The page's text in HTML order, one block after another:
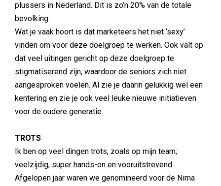
plussers in Nederland. Dit is zo’n 20% van de totale
bevolking.
Wat je vaak hoort is dat marketeers het niet ‘sexy’
vinden om voor deze doelgroep te werken. Ook valt op
dat veel uitingen gericht op deze doelgroep te
stigmatiserend zijn, waardoor de seniors zich niet
aangesproken voelen. Al zie je daarin gelukkig wel een
kentering en zie je ook veel leuke nieuwe initiatieven
voor de oudere generatie.
TROTS
Ik ben op veel dingen trots, zoals op mijn team;
veelzijdig, super hands-on en vooruitstrevend.
Afgelopen jaar waren we genomineerd voor de Nima